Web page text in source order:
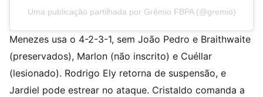
Uma publicação partilhada por Grêmio FBPA (@gremio)
Menezes usa o 4-2-3-1, sem João Pedro e Braithwaite
(preservados), Marlon (não inscrito) e Cuéllar
(lesionado). Rodrigo Ely retorna de suspensão, e
Jardiel pode estrear no ataque. Cristaldo comanda a